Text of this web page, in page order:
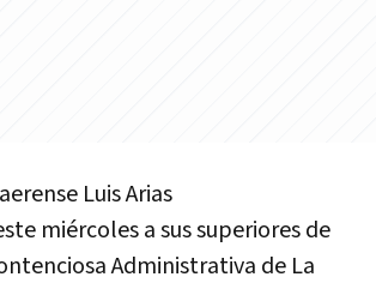
Luis Arias
miércoles a sus superiores de
Administrativa de La